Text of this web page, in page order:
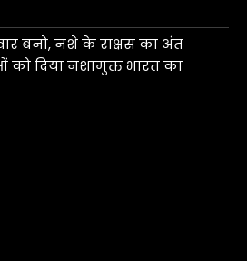
बनो, नशे के राक्षस का अंत
को दिया नशामुक्त भारत का